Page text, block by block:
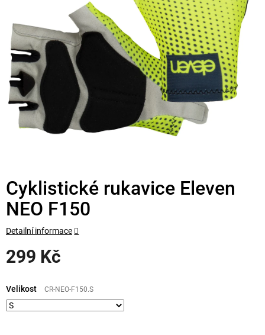
Cyklistické rukavice Eleven
NEO F150
299 Kč
cena:
Velikost CR-NEO-F150.S
Detailní informace